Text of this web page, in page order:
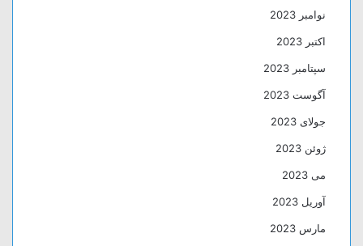
نوامبر 2023
اکتبر 2023
سپتامبر 2023
آگوست 2023
جولای 2023
ژوئن 2023
می 2023
آوریل 2023
مارس 2023